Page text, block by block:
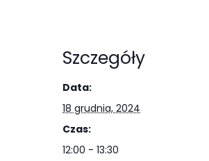
Szczegóły
Data:
18 grudnia, 2024
Czas:
12:00 - 13:30
treści i ofert.